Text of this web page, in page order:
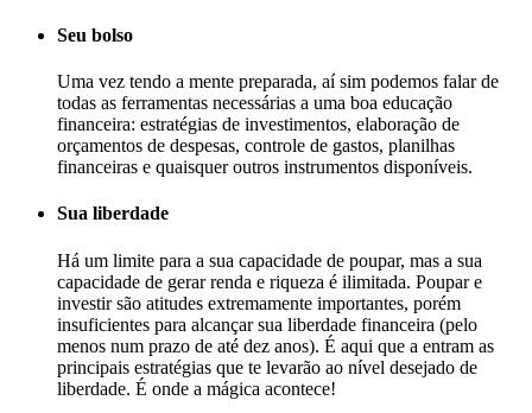
Seu bolso
Uma vez tendo a mente preparada, aí sim podemos falar de
todas as ferramentas necessárias a uma boa educação
financeira: estratégias de investimentos, elaboração de
orçamentos de despesas, controle de gastos, planilhas
financeiras e quaisquer outros instrumentos disponíveis.
Sua liberdade
Há um limite para a sua capacidade de poupar, mas a sua
capacidade de gerar renda e riqueza é ilimitada. Poupar e
investir são atitudes extremamente importantes, porém
insuficientes para alcançar sua liberdade financeira (pelo
menos num prazo de até dez anos). É aqui que a entram as
principais estratégias que te levarão ao nível desejado de
liberdade. É onde a mágica acontece!